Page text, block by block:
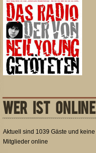
WER IST ONLINE
Aktuell sind 1039 Gäste und keine
Mitglieder online